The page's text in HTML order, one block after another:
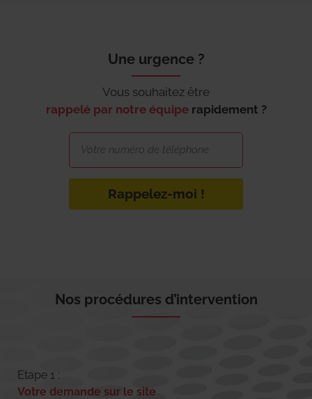
Une urgence ?
Vous souhaitez être
rappelé par notre équipe rapidement ?
Rappelez-moi !
Nos procédures d’intervention
Etape 1 :
Votre demande sur le site